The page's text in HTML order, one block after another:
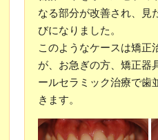
なる部分が改善され、見
びになりました。
このようなケースは矯正
が、お急ぎの方、矯正器
ールセラミック治療で歯
きます。